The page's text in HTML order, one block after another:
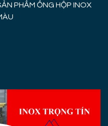
PHẨM ỐNG HỘP INOX